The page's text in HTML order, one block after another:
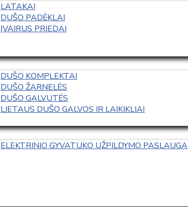
LATAKAI
DUŠO PADĖKLAI
ĮVAIRUS PRIEDAI
DUŠO KOMPLEKTAI
DUŠO ŽARNELĖS
DUŠO GALVUTĖS
LIETAUS DUŠO GALVOS IR LAIKIKLIAI
ELEKTRINIO GYVATUKO UŽPILDYMO PASLAUGA